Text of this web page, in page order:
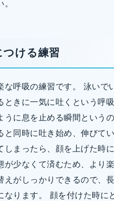
ける練習
な呼吸の練習です。 泳いで
ときに一気に吐くという呼
うに息を止める瞬間という
と同時に吐き始め、伸びて
しまったら、顔を上げた時
が少なくて済むため、より
えがしっかりできるので、
なります。 顔を付けた時に